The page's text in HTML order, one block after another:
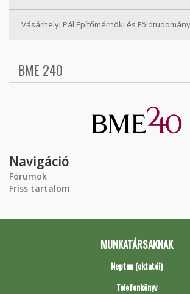
Vásárhelyi Pál Építőmérnöki és
BME 240
Navigáció
Fórumok
Friss tartalom
MUNKATÁRSAKNAK
Neptun (oktatói)
Telefonkönyv